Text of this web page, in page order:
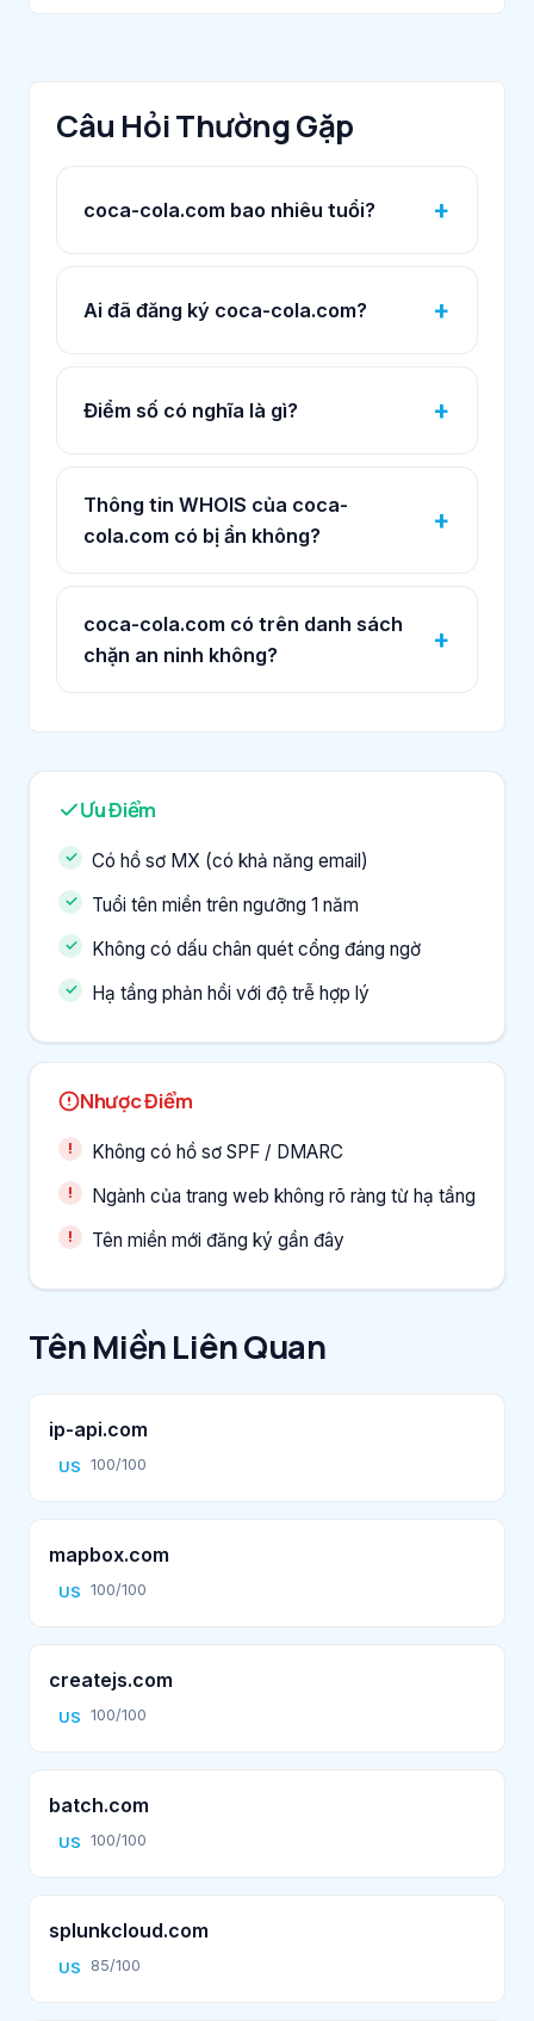
Câu Hỏi Thường Gặp
coca-cola.com bao nhiêu tuổi?
Ai đã đăng ký coca-cola.com?
Điểm số có nghĩa là gì?
Thông tin WHOIS của coca-
cola.com có bị ẩn không?
coca-cola.com có trên danh sách
chặn an ninh không?
Ưu Điểm
Có hồ sơ MX (có khả năng email)
Tuổi tên miền trên ngưỡng 1 năm
Không có dấu chân quét cổng đáng ngờ
Hạ tầng phản hồi với độ trễ hợp lý
Nhược Điểm
Không có hồ sơ SPF / DMARC
Ngành của trang web không rõ ràng từ hạ tầng
Tên miền mới đăng ký gần đây
Tên Miền Liên Quan
ip-api.com
US 100/100
mapbox.com
US 100/100
createjs.com
US 100/100
batch.com
US 100/100
splunkcloud.com
US 85/100